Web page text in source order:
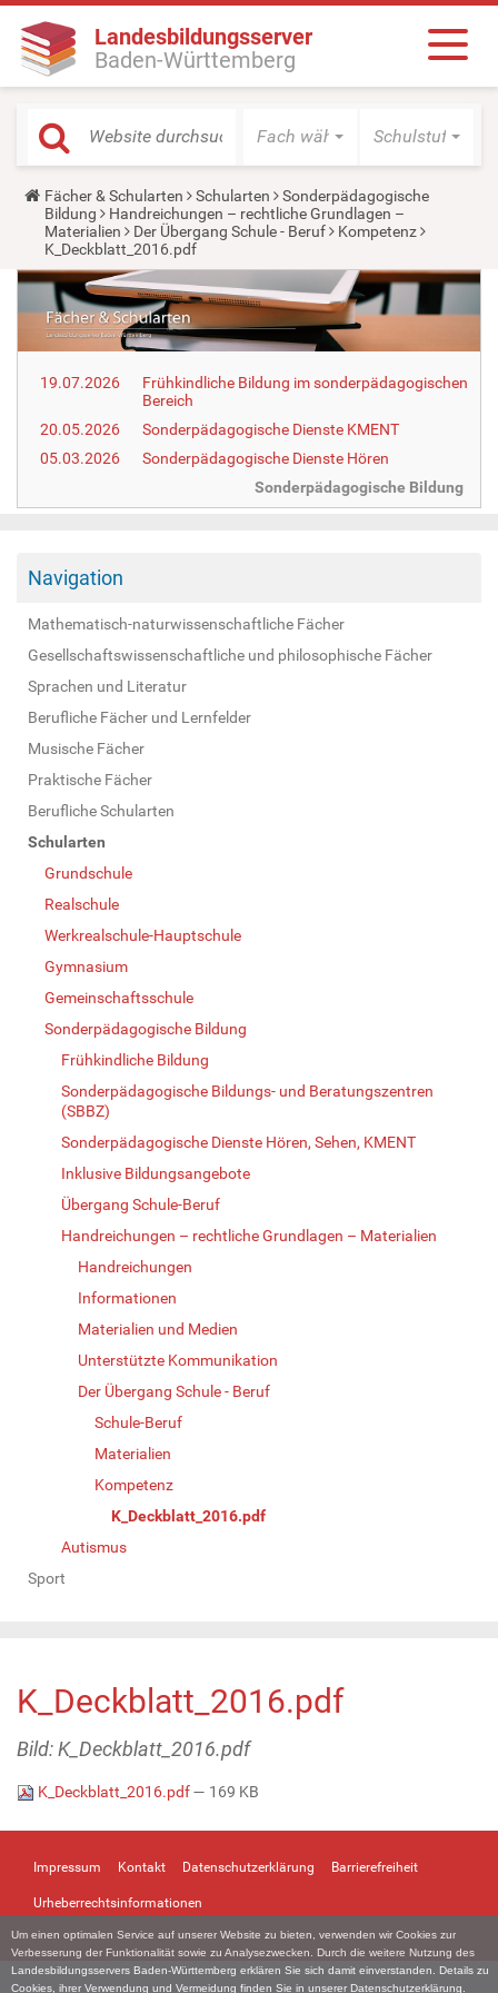
Um einen optimalen Service auf unserer Website zu bieten, verwenden wir Cookies zur
Verbesserung der Funktionalität sowie zu Analysezwecken. Durch die weitere Nutzung des
Landesbildungsservers Baden-Württemberg erklären Sie sich damit einverstanden. Details zu
Cookies, ihrer Verwendung und Vermeidung finden Sie in unserer Datenschutzerklärung
Landesbildungsserver
Baden-Württemberg
Fach wählen Schulstufe
Y
o
u
a
r
e
e
r
e
Fächer & Schularten Schularten
Sonderpädagogische
Bildung
Handreichungen – rechtliche Grundlagen –
Materialien
Der Übergang Schule - Beruf
Kompetenz
K_Deckblatt_2016.pdf
19.07.2026
Frühkindliche Bildung im sonderpädagogischen
Bereich
20.05.2026
Sonderpädagogische Dienste KMENT
05.03.2026
Sonderpädagogische Dienste Hören
Sonderpädagogische Bildung
Navigation
Mathematisch-naturwissenschaftliche Fächer
Gesellschaftswissenschaftliche und philosophische Fächer
Sprachen und Literatur
Berufliche Fächer und Lernfelder
Musische Fächer
Praktische Fächer
Berufliche Schularten
Schularten
Grundschule
Realschule
Werkrealschule-Hauptschule
Gymnasium
Gemeinschaftsschule
Sonderpädagogische Bildung
Frühkindliche Bildung
Sonderpädagogische Bildungs- und Beratungszentren
(SBBZ)
Sonderpädagogische Dienste Hören, Sehen, KMENT
Inklusive Bildungsangebote
Übergang Schule-Beruf
Handreichungen – rechtliche Grundlagen – Materialien
Handreichungen
Informationen
Materialien und Medien
Unterstützte Kommunikation
Der Übergang Schule - Beruf
Schule-Beruf
Materialien
Kompetenz
K_Deckblatt_2016.pdf
Autismus
Sport
K_Deckblatt_2016.pdf
Bild: K_Deckblatt_2016.pdf
K_Deckblatt_2016.pdf— 169 KB
Impressum Kontakt Datenschutzerklärung Barrierefreiheit
Urheberrechtsinformationen